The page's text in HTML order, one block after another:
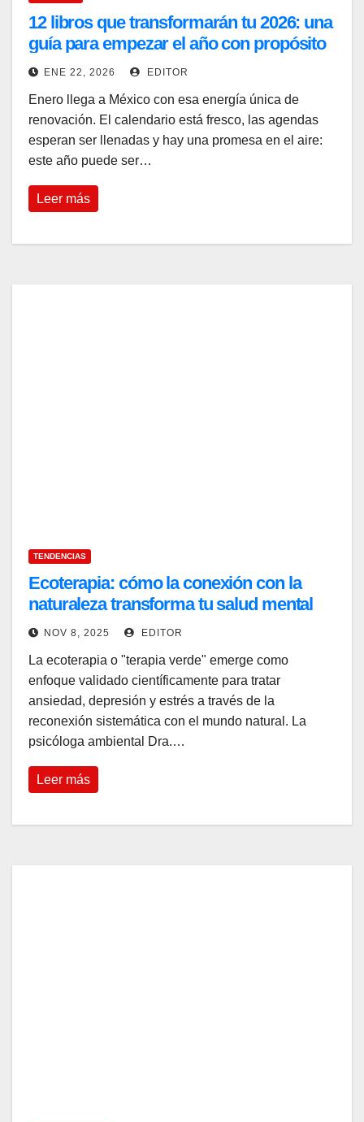
12 libros que transformarán tu 2026: una
guía para empezar el año con propósito
y sensibilidad
ENE 22, 2026 EDITOR
Enero llega a México con esa energía única de
renovación. El calendario está fresco, las agendas
esperan ser llenadas y hay una promesa en el aire:
este año puede ser…
Leer más
TENDENCIAS
Ecoterapia: cómo la conexión con la
naturaleza transforma tu salud mental
NOV 8, 2025 EDITOR
La ecoterapia o "terapia verde" emerge como
enfoque validado científicamente para tratar
ansiedad, depresión y estrés a través de la
reconexión sistemática con el mundo natural. La
psicóloga ambiental Dra.…
Leer más